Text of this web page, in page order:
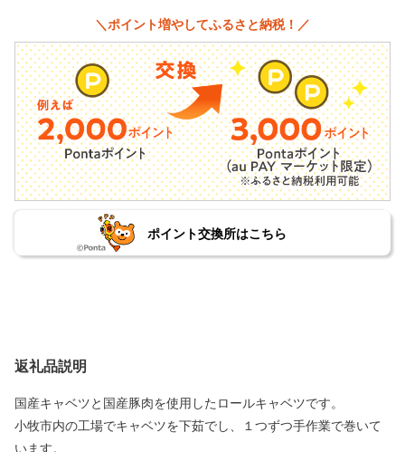
＼ポイント増やしてふるさと納税！／
ポイント交換所はこちら
返礼品説明
国産キャベツと国産豚肉を使用したロールキャベツです。
小牧市内の工場でキャベツを下茹でし、１つずつ手作業で巻いて
います。